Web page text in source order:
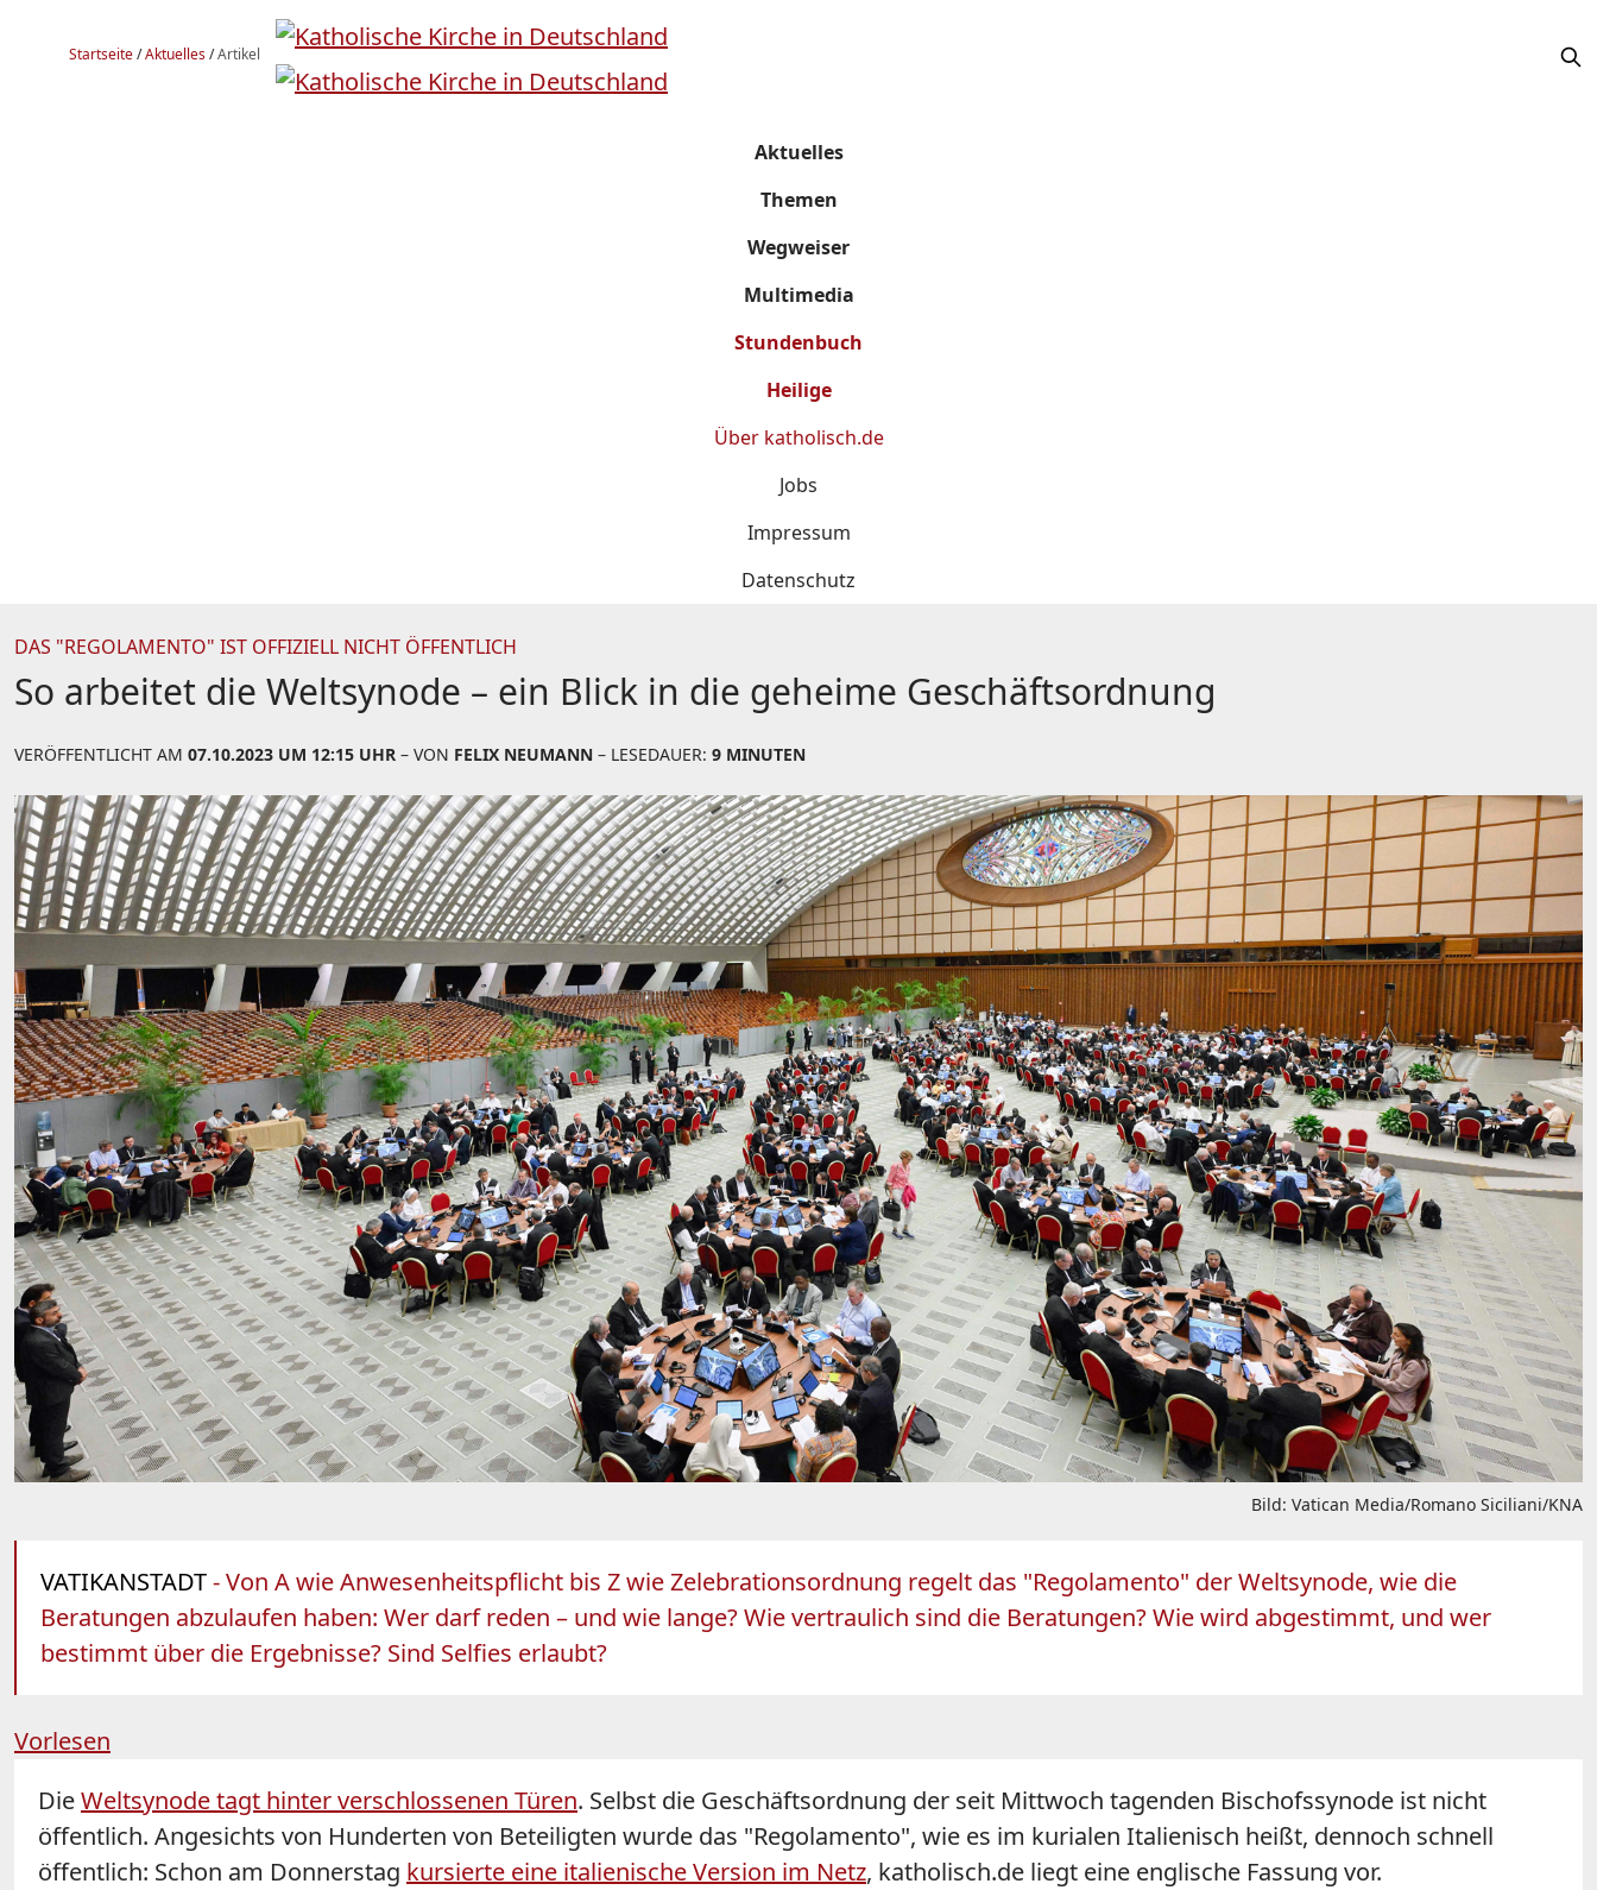
Startseite/Aktuelles/Artikel
Aktuelles
Themen
Wegweiser
Multimedia
Stundenbuch
Heilige
Über katholisch.de
Jobs
Impressum
Datenschutz
DAS "REGOLAMENTO" IST OFFIZIELL NICHT ÖFFENTLICH
So arbeitet die Weltsynode – ein Blick in die geheime Geschäftsordnung
VERÖFFENTLICHT AM 07.10.2023 UM 12:15 UHR – VON FELIX NEUMANN – LESEDAUER: 9 MINUTEN
Bild: Vatican Media/Romano Siciliani/KNA
VATIKANSTADT- Von A wie Anwesenheitspflicht bis Z wie Zelebrationsordnung regelt das "Regolamento" der Weltsynode, wie die
Beratungen abzulaufen haben: Wer darf reden – und wie lange? Wie vertraulich sind die Beratungen? Wie wird abgestimmt, und wer
bestimmt über die Ergebnisse? Sind Selfies erlaubt?
Vorlesen
DieWeltsynode tagt hinter verschlossenen Türen. Selbst die Geschäftsordnung der seit Mittwoch tagenden Bischofssynode ist nicht
öffentlich. Angesichts von Hunderten von Beteiligten wurde das "Regolamento", wie es im kurialen Italienisch heißt, dennoch schnell
öffentlich: Schon am Donnerstag kursierte eine italienische Version im Netz, katholisch.de liegt eine englische Fassung vor.